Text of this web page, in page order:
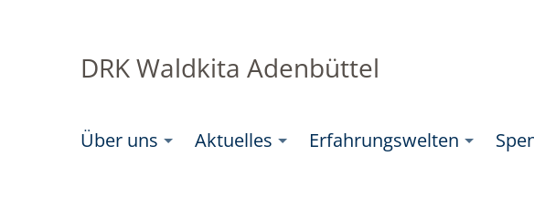
DRK Waldkita Adenbüttel
Über uns Aktuelles Erfahrungswelten